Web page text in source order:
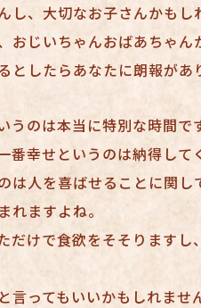
、大切なお子さんかもし
じいちゃんおばあちゃん
したらあなたに朗報があ
のは本当に特別な時間で
幸せというのは納得して
人を喜ばせることに関し
ますよね。
だけで食欲をそそります
ってもいいかもしれませ